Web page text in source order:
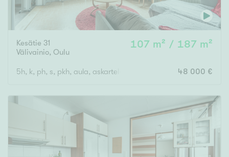
Kesätie 31
Välivainio, Oulu
107 m² / 187 m²
5h, k, ph, s, pkh, aula, askartelutila, puuvarasto 48 000 €